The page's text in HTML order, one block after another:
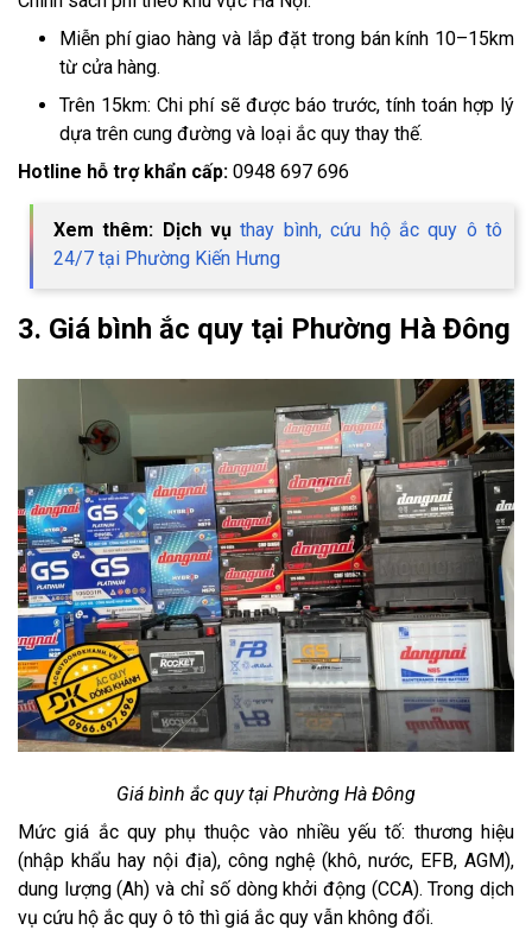
Miễn phí giao hàng và lắp đặt trong bán kính 10–15km
từ cửa hàng.
Trên 15km: Chi phí sẽ được báo trước, tính toán hợp lý
dựa trên cung đường và loại ắc quy thay thế.
Hotline hỗ trợ khẩn cấp: 0948 697 696
Xem thêm: Dịch vụthay bình, cứu hộ ắc quy ô tô
24/7 tại Phường Kiến Hưng
3. Giá bình ắc quy tại Phường Hà Đông
Giá bình ắc quy tại Phường Hà Đông
Mức giá ắc quy phụ thuộc vào nhiều yếu tố: thương hiệu
(nhập khẩu hay nội địa), công nghệ (khô, nước, EFB, AGM),
dung lượng (Ah) và chỉ số dòng khởi động (CCA). Trong dịch
vụ cứu hộ ắc quy ô tô thì giá ắc quy vẫn không đổi.